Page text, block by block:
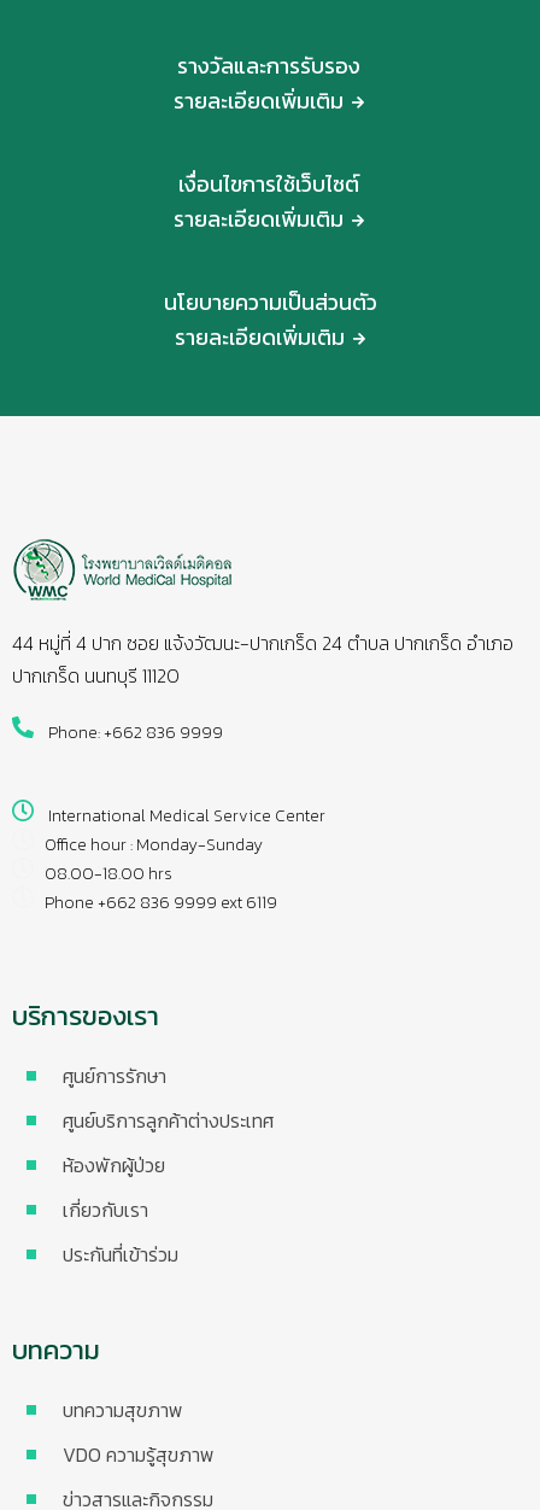
รางวัลและการรับรอง
รายละเอียดเพิ่มเติม
เงื่อนไขการใช้เว็บไซต์
รายละเอียดเพิ่มเติม
นโยบายความเป็นส่วนตัว
รายละเอียดเพิ่มเติม
44 หมู่ที่ 4 ปาก ซอย แจ้งวัฒนะ-ปากเกร็ด 24 ตำบล ปากเกร็ด อำเภอ
ปากเกร็ด นนทบุรี 11120
Phone: +662 836 9999
International Medical Service Center
Office hour : Monday-Sunday
08.00-18.00 hrs
Phone +662 836 9999 ext 6119
บริการของเรา
ศูนย์การรักษา
ศูนย์บริการลูกค้าต่างประเทศ
ห้องพักผู้ป่วย
เกี่ยวกับเรา
ประกันที่เข้าร่วม
บทความ
บทความสุขภาพ
VDO ความรู้สุขภาพ
ข่าวสารและกิจกรรม